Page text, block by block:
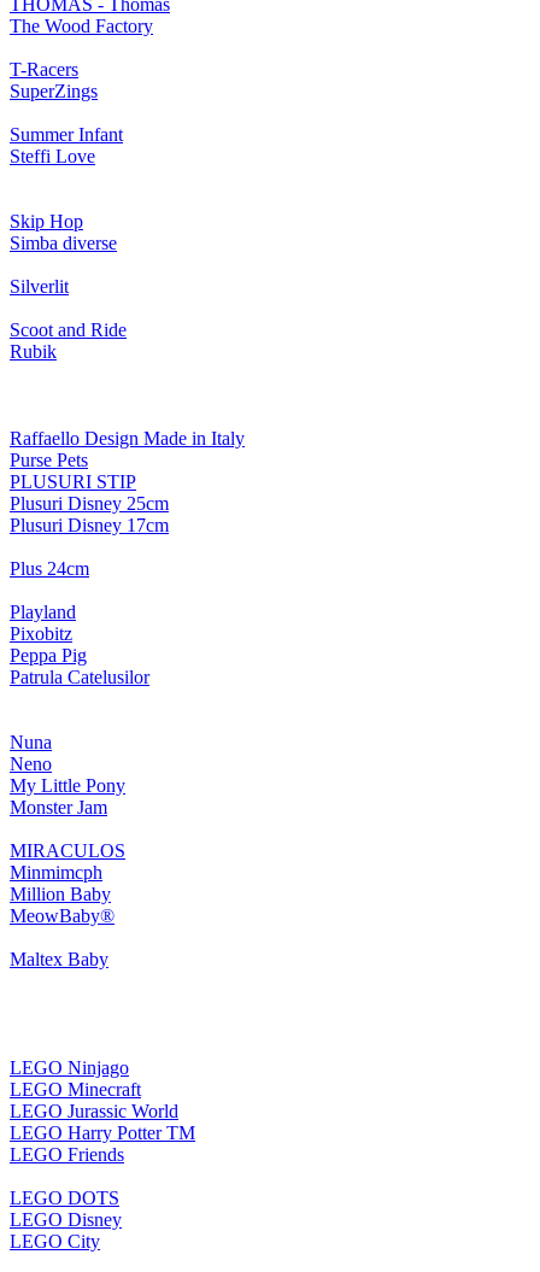
THOMAS - Thomas
The Wood Factory
T-Racers
SuperZings
Summer Infant
Steffi Love
Skip Hop
Simba diverse
Silverlit
Scoot and Ride
Rubik
Raffaello Design Made in Italy
Purse Pets
PLUSURI STIP
Plusuri Disney 25cm
Plusuri Disney 17cm
Plus 24cm
Playland
Pixobitz
Peppa Pig
Patrula Catelusilor
Nuna
Neno
My Little Pony
Monster Jam
MIRACULOS
Minmimcph
Million Baby
MeowBaby®
Maltex Baby
LEGO Ninjago
LEGO Minecraft
LEGO Jurassic World
LEGO Harry Potter TM
LEGO Friends
LEGO DOTS
LEGO Disney
LEGO City